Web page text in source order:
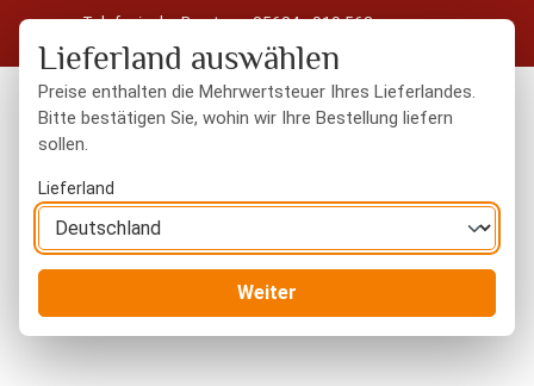
Zum Hauptinhalt springen
Telefonische Beratung: 05604 - 919 563
Kostenloser Versand in Deutschland ab 50 € Warenwert
Lieferland auswählen
Preise enthalten die Mehrwertsteuer Ihres Lieferlandes.
Bitte bestätigen Sie, wohin wir Ihre Bestellung liefern
sollen.
Lieferland
Weiter